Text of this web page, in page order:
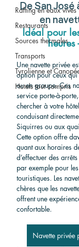
Rafting en eaux vives
Restaurants
Sources thermales
Transports
Tyrolienne et
Hotels tout compris
De San
en
Idéal pour
Une navette privée
option pour ceux
ou en groupe. Ces
service porte-à-
chercher à votre
conduisant
Siquirres ou aux
Cette option offre
quant aux horaires
d’effectuer des
par exemple pour
touristiques. Les
chères que les
offrent une
confortable.
Navette privée